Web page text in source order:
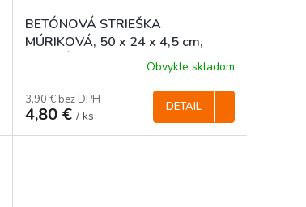
BETÓNOVÁ STRIEŠKA
MÚRIKOVÁ, 50 x 24 x 4,5 cm,
Obvykle skladom
3,90 € bez DPH
4,80 € / ks
DETAIL